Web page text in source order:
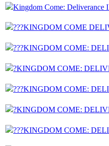
Kingdom Come: Deliverance
???KINGDOM COME
???KINGDOM COME:
?KINGDOM COME:
???KINGDOM COME:
?KINGDOM COME:
???KINGDOM COME: